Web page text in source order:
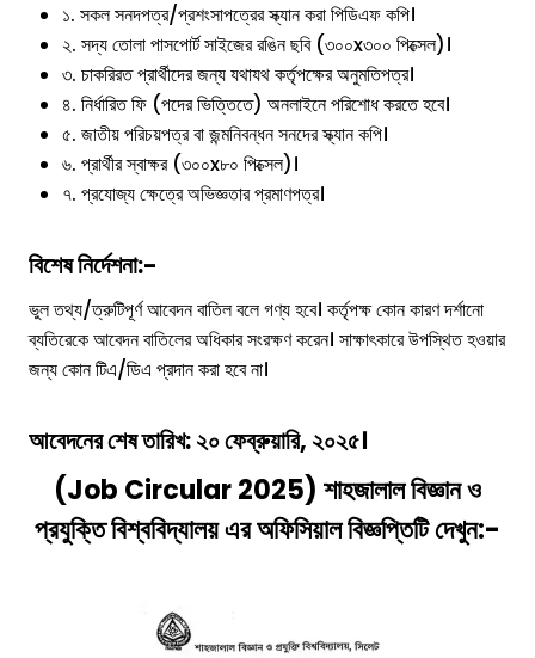
১. সকল সনদপত্র/প্রশংসাপত্রের স্ক্যান করা পিডিএফ কপি।
২. সদ্য তোলা পাসপোর্ট সাইজের রঙিন ছবি (৩০০x৩০০ পিক্সেল)।
৩. চাকরিরত প্রার্থীদের জন্য যথাযথ কর্তৃপক্ষের অনুমতিপত্র।
৪. নির্ধারিত ফি (পদের ভিত্তিতে) অনলাইনে পরিশোধ করতে হবে।
৫. জাতীয় পরিচয়পত্র বা জন্মনিবন্ধন সনদের স্ক্যান কপি।
৬. প্রার্থীর স্বাক্ষর (৩০০x৮০ পিক্সেল)।
৭. প্রযোজ্য ক্ষেত্রে অভিজ্ঞতার প্রমাণপত্র।
বিশেষ নির্দেশনা:-
ভুল তথ্য/ত্রুটিপূর্ণ আবেদন বাতিল বলে গণ্য হবে। কর্তৃপক্ষ কোন কারণ দর্শানো
ব্যতিরেকে আবেদন বাতিলের অধিকার সংরক্ষণ করেন। সাক্ষাৎকারে উপস্থিত হওয়ার
জন্য কোন টিএ/ডিএ প্রদান করা হবে না।
আবেদনের শেষ তারিখ:২০ ফেব্রুয়ারি, ২০২৫।
(Job Circular 2025) শাহজালাল বিজ্ঞান ও
প্রযুক্তি বিশ্ববিদ্যালয়এর অফিসিয়াল বিজ্ঞপ্তিটি দেখুন:-